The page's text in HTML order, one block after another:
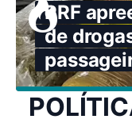
PRF
de